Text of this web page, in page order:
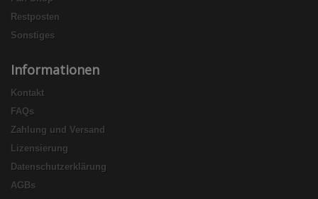
Restposten
Sonstiges
Informationen
Kontakt
FAQs
Zahlung und Versand
Lizensierung
Datenschutzerklärung
AGBs